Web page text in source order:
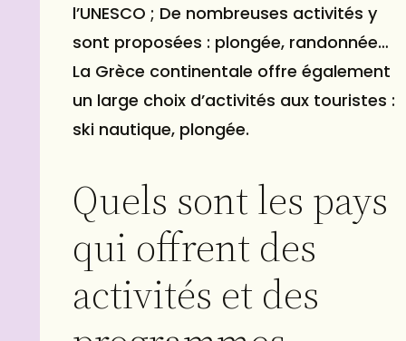
l’UNESCO ; De nombreuses activités y
sont proposées : plongée, randonnée…
La Grèce continentale offre également
un large choix d’activités aux touristes :
ski nautique, plongée.
Quels sont les pays
qui offrent des
activités et des